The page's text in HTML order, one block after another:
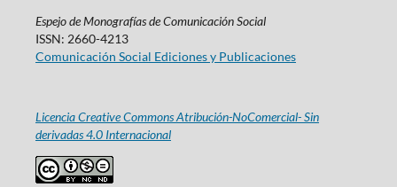
Espejo de Monografías de Comunicación Social
ISSN: 2660-4213
Comunicación Social Ediciones y Publicaciones
Licencia Creative Commons Atribución-NoComercial- Sin
derivadas 4.0 Internacional